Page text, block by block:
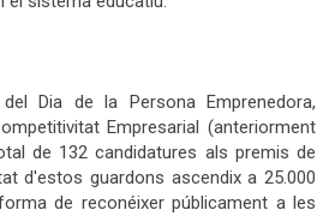
Dia de la Persona Emprenedora,
Empresarial (anteriorment
de 132 candidatures als premis de
d'estos guardons ascendix a 25.000
de reconéixer públicament a les